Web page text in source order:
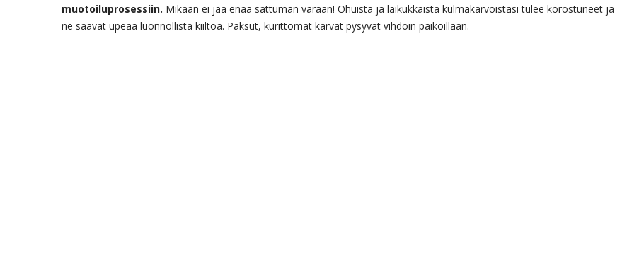
muotoiluprosessiin. Mikään ei jää enää sattuman varaan! Ohuista ja laikukkaista kulmakarvoistasi tulee korostuneet ja
ne saavat upeaa luonnollista kiiltoa. Paksut, kurittomat karvat pysyvät vihdoin paikoillaan.